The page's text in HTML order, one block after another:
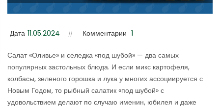
Дата 11.05.2024 Комментарии 1
Салат «Оливье» и селедка «под шубой» — два самых
популярных застольных блюда. И если микс картофеля,
колбасы, зеленого горошка и лука у многих ассоциируется с
Новым Годом, то рыбный салатик «под шубой» с
удовольствием делают по случаю именин, юбилея и даже